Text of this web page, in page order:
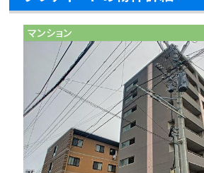
マンション